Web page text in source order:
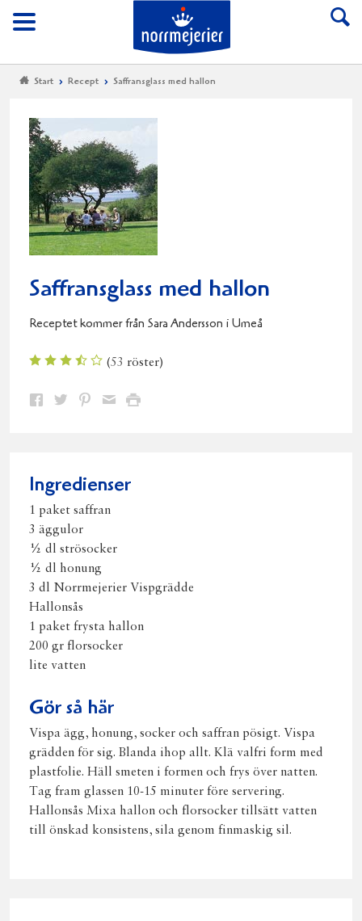
Meny
Till Norrmejerier
Start Recept Saffransglass med hallon
Saffransglass med hallon
Receptet kommer från Sara Andersson i Umeå
(53 röster)
Dela Dela Dela DelaSkriv
Ingredienser
1 paket saffran
3 äggulor
½ dl strösocker
½ dl honung
3 dl Norrmejerier Vispgrädde
Hallonsås
1 paket frysta hallon
200 gr florsocker
lite vatten
Gör så här
Vispa ägg, honung, socker och saffran pösigt. Vispa
grädden för sig. Blanda ihop allt. Klä valfri form med
plastfolie. Häll smeten i formen och frys över natten.
Tag fram glassen 10-15 minuter före servering.
Hallonsås Mixa hallon och florsocker tillsätt vatten
till önskad konsistens, sila genom finmaskig sil.